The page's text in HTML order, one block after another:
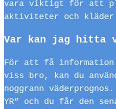
vara viktigt för att
aktiviteter och kläder
Var kan jag hitta
För att få information
viss bro, kan du
noggrann
YR” och du får den